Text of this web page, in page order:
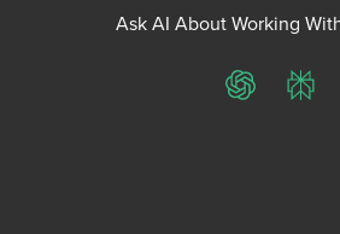
Ask AI About Working
ChatGPT